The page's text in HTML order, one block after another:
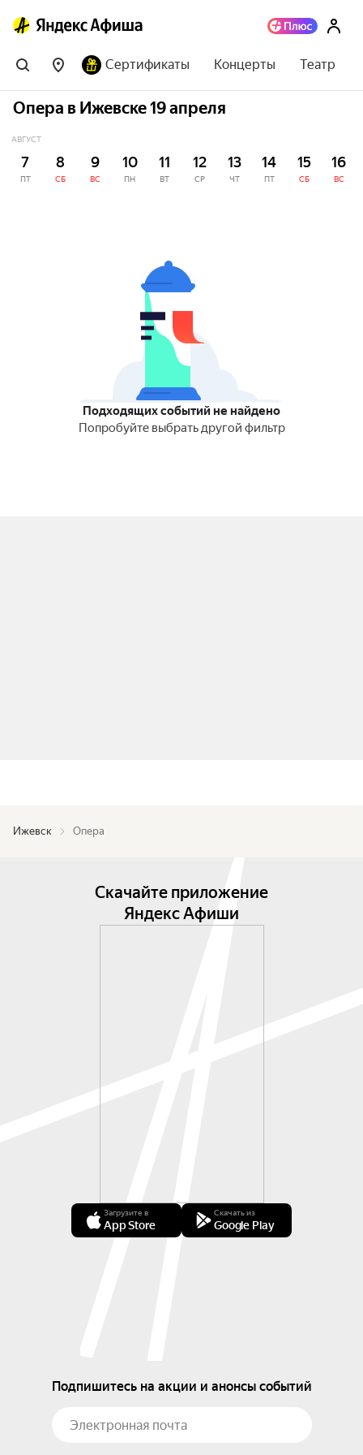
Сертификаты Концерты Театр
Опера в Ижевске 19 апреля
АВГУСТ
7
ПТ
8
СБ
9
ВС
10
ПН
11
ВТ
12
СР
13
ЧТ
14
ПТ
15
СБ
16
ВС
Подходящих событий не найдено
Попробуйте выбрать другой фильтр
Ижевск Опера
Скачайте приложение
Яндекс Афиши
Загрузите в
App Store
Скачать из
Google Play
Подпишитесь на акции и анонсы событий